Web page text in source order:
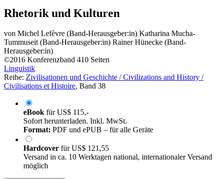
Rhetorik und Kulturen
von Michel Lefèvre (Band-Herausgeber:in) Katharina Mucha-
Tummuseit (Band-Herausgeber:in) Rainer Hünecke (Band-
Herausgeber:in)
©2016 Konferenzband 410 Seiten
Linguistik
Reihe: Zivilisationen und Geschichte / Civilizations and History /
Civilisations et Histoire, Band 38
eBook fürUS$ 115,-
Sofort herunterladen. Inkl. MwSt.
Format: PDF und ePUB – für alle Geräte
Hardcover fürUS$ 121,55
Versand in ca. 10 Werktagen national, internationaler Versand
möglich